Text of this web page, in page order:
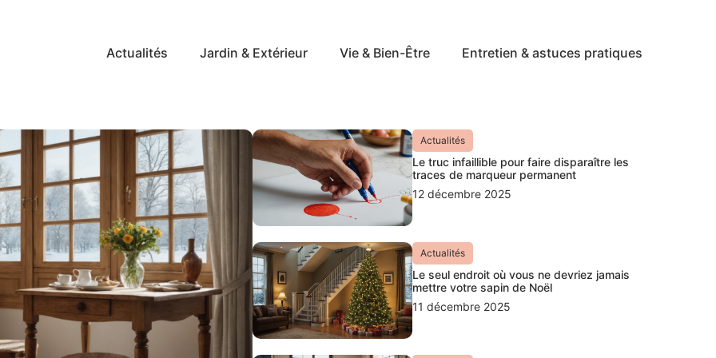
Actualités Jardin & Extérieur Vie & Bien-Être Entretien & astuces pratiques
Actualités
Le truc infaillible pour faire disparaître les
traces de marqueur permanent
12 décembre 2025
Actualités
Le seul endroit où vous ne devriez jamais
mettre votre sapin de Noël
11 décembre 2025